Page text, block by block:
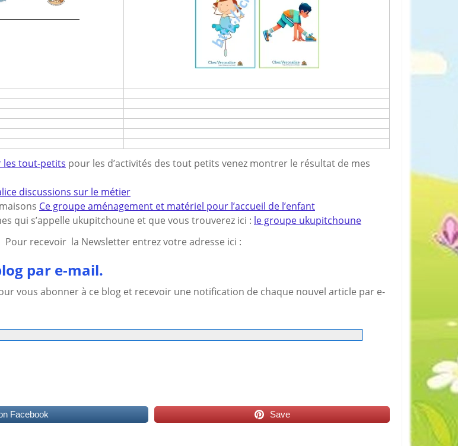
les tout-petits pour les d’activités des tout petits venez montrer le résultat de mes
discussions sur le métier
Ce groupe aménagement et matériel pour l’accueil de l’enfant
qui s’appelle ukupitchoune et que vous trouverez ici : le groupe ukupitchoune
Pour recevoir la Newsletter entrez votre adresse ici :
par e-mail.
vous abonner à ce blog et recevoir une notification de chaque nouvel article par e-
Facebook Save